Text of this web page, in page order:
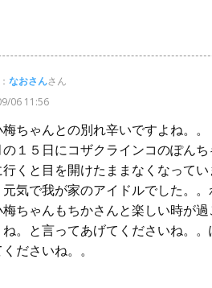
なおさんさん
06 11:56
ちゃんとの別れ辛いですよね。。
１５日にコザクラインコのぽん
くと目を開けたままなくなって
気で我が家のアイドルでした。
ちゃんもちかさんと楽しい時が
ね。と言ってあげてくださいね。
ださいね。。